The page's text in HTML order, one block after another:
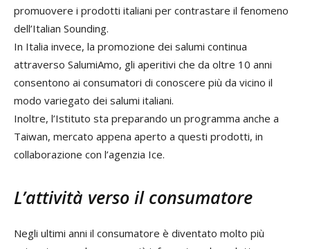
promuovere i prodotti italiani per contrastare il fenomeno
dell’Italian Sounding.
In Italia invece, la promozione dei salumi continua
attraverso SalumiAmo, gli aperitivi che da oltre 10 anni
consentono ai consumatori di conoscere più da vicino il
modo variegato dei salumi italiani.
Inoltre, l’Istituto sta preparando un programma anche a
Taiwan, mercato appena aperto a questi prodotti, in
collaborazione con l’agenzia Ice.
L’attività verso il consumatore
Negli ultimi anni il consumatore è diventato molto più